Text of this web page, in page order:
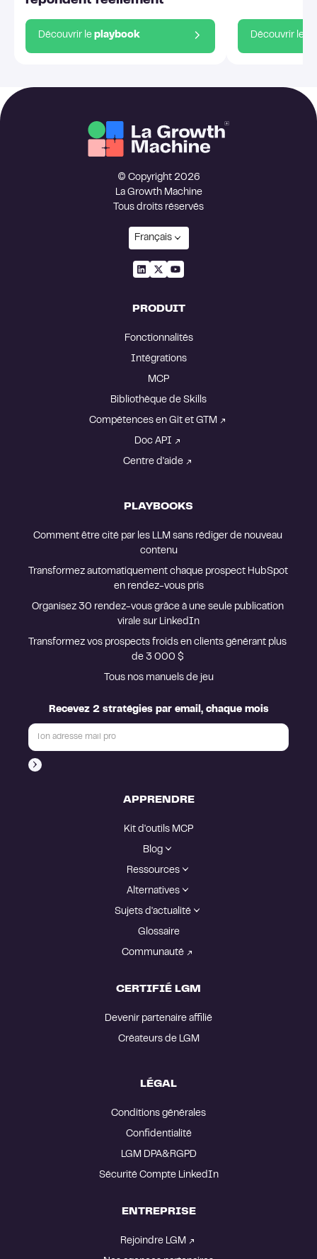
Découvrir le playbook Découvrir le
© Copyright 2026
La Growth Machine
Tous droits réservés
Français
PRODUIT
Fonctionnalités
Intégrations
MCP
Bibliothèque de Skills
Compétences en Git et GTM
Doc API
Centre d'aide
PLAYBOOKS
Comment être cité par les LLM sans rédiger de nouveau
contenu
Transformez automatiquement chaque prospect HubSpot
en rendez-vous pris
Organisez 30 rendez-vous grâce à une seule publication
virale sur LinkedIn
Transformez vos prospects froids en clients générant plus
Tous nos manuels de jeu
Recevez 2 stratégies par email, chaque mois
APPRENDRE
Kit d'outils MCP
Blog
Ressources
Alternatives
Sujets d'actualité
Glossaire
Communauté
CERTIFIÉ LGM
Devenir partenaire affilié
Créateurs de LGM
LÉGAL
Confidentialité
LGM DPA&RGPD
Sécurité Compte LinkedIn
ENTREPRISE
Rejoindre LGM